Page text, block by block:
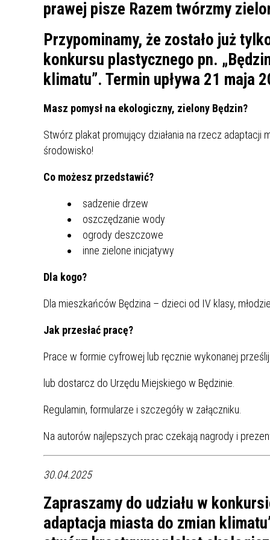
KARTA DUŻEJ RODZINY
AKTYWIZACJA SPOŁECZNO–
ZAWODOWA OSÓB
NIEPEŁNOSPRAWNYCH
PLAN
PODATKI LOKALNE –
PODSTAWOWE INFORMACJE,
STAWKI I FORMULARZE
INFORMACJE KRUS
WSPARCIA OBSZARU
BĘDZIŃSKA AKADEMIA MAŁEGO
SPORTOWCA
PROJEKT EKOLIDERKI
SPRAWIEDLIWEJ TRANSFORMACJI
PRACA
KONKURS FOTOGRAFICZNY
„METROPOLIA. PRZEZ PRYZMAT
WODY”
AWANS ZAWODOWY NAUCZYCIELI
STYPENDIUM MIASTA BĘDZINA
DOTACJE DLA NIEPUBLICZNYCH
BĘDZINIE
POMOC ZDROWOTNA DLA
NAUCZYCIELI
Przypominamy, że zostało już
konkursu plastycznego pn.
klimatu”. Termin upływa 21 maja
Masz pomysł na ekologiczny, zielony Będzin?
Stwórz plakat promujący działania na rzecz adaptacji
środowisko!
Co możesz przedstawić?
sadzenie drzew
oszczędzanie wody
ogrody deszczowe
inne zielone inicjatywy
Dla kogo?
Dla mieszkańców Będzina – dzieci od IV klasy,
Jak przesłać pracę?
Prace w formie cyfrowej lub ręcznie wykonanej
lub dostarcz do Urzędu Miejskiego w Będzinie.
Regulamin, formularze i szczegóły w załączniku.
Na autorów najlepszych prac czekają nagrody i
30.04.2025
Zapraszamy do udziału w
adaptacja miasta do zmian